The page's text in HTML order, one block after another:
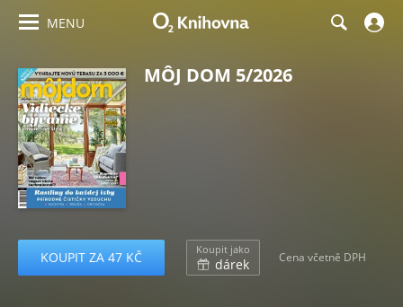
MENU
MÔJ DOM 5/2026
KOUPIT ZA 47 KČ Koupit jako
dárek Cena včetně DPH